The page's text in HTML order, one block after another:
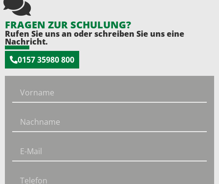
FRAGEN ZUR SCHULUNG?
Rufen Sie uns an oder schreiben Sie uns eine
Nachricht.
0157 35980 800